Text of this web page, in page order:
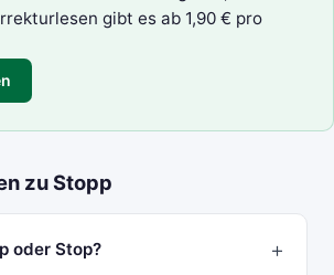
gibt es ab 1,90 € pro
zu Stopp
oder Stop?